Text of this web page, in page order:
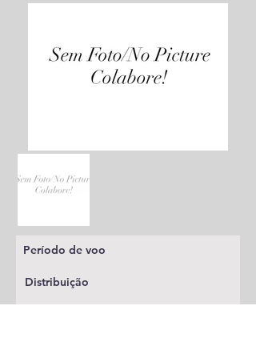
Período de voo
Distribuição